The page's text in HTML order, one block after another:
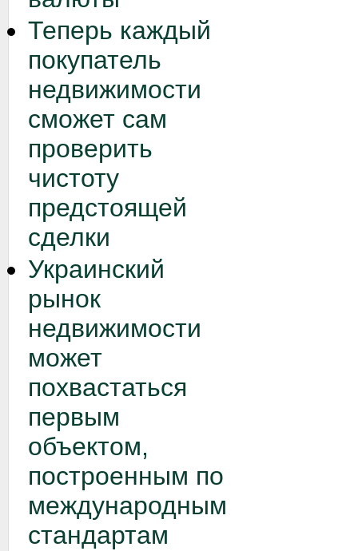
Теперь каждый
покупатель
недвижимости
сможет сам
проверить
чистоту
предстоящей
сделки
Украинский
рынок
недвижимости
может
похвастаться
первым
объектом,
построенным по
международным
стандартам